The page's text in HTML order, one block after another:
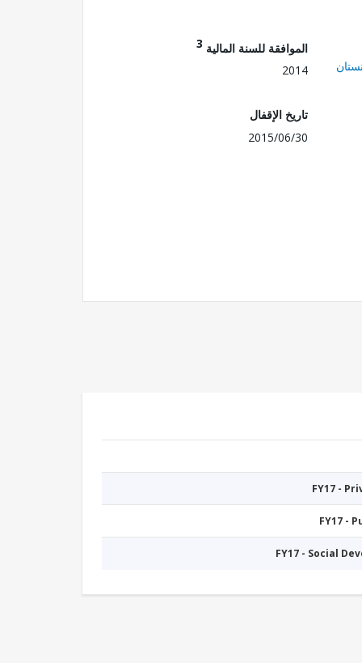
الموافقة للسنة المالية 3
2014
تاريخ الإقفال
2015/06/30
FY17 -
FY17 -
FY17 - Social